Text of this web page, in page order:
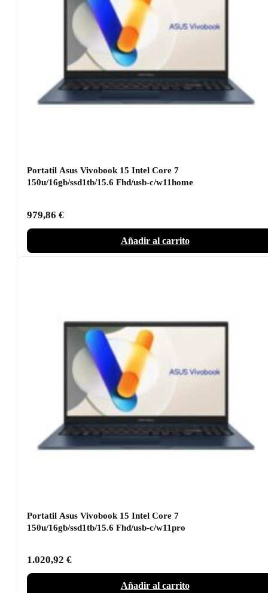
Portatil Asus Vivobook 15 Intel Core 7
150u/16gb/ssd1tb/15.6 Fhd/usb-c/w11home
979,86 €
Añadir al carrito
Portatil Asus Vivobook 15 Intel Core 7
150u/16gb/ssd1tb/15.6 Fhd/usb-c/w11pro
1.020,92 €
Añadir al carrito